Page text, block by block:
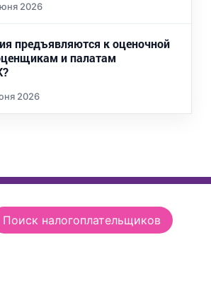
2026
предъявляются к оценочной
и палатам
2026
Поиск налогоплательщиков